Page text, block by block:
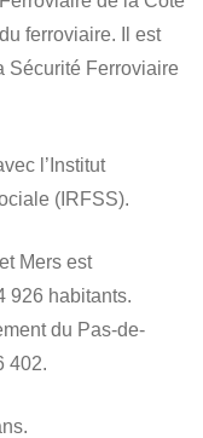
ferroviaire. Il est
Sécurité Ferroviaire
l’Institut
(IRFSS).
Mers est
926 habitants.
du Pas-de-
402.